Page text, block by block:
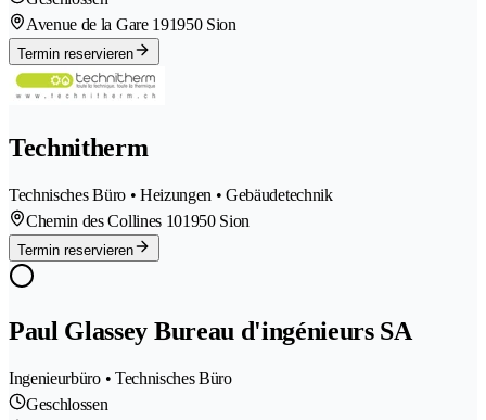
Avenue de la Gare 191950 Sion
Termin reservieren
Technitherm
Technisches Büro • Heizungen • Gebäudetechnik
Chemin des Collines 101950 Sion
Termin reservieren
Paul Glassey Bureau d'ingénieurs SA
Ingenieurbüro • Technisches Büro
Geschlossen